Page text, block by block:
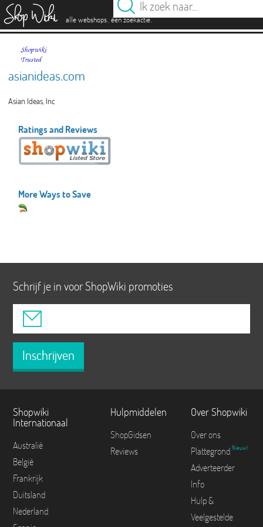
alle webshops. één zoekactie.
asianideas.com
Asian Ideas, Inc
Ratings and Reviews
More Ways to Save
Schrijf je in voor ShopWiki promoties
Inschrijven
Shopwiki
Internationaal
Australië
België
Frankrijk
Duitsland
Nederland
Hulpmiddelen
ShopGidsen
Reviews
Over Shopwiki
Over ons
Plattegrond Nieuw!
Adverteerder
Info
Hulp &
Veelgestelde